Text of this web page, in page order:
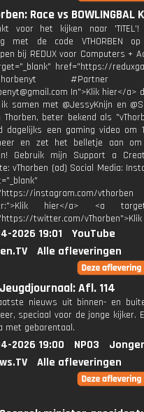
Race vs BOWLINGBAL
voor het kijken naar
met de code VTHORBEN
bij REDUX voor Computers +
href="https://
#Partner
In">Klik hier</a>
samen met @JessyKnijn en
Thorben, beter bekend als
dagelijks een gaming video om
en zet het belletje aan
Gebruik mijn Support a
vThorben (ad) Social Media:
instagram.com/vthorben
hier</a> <a
twitter.com/
2026 19:01
YouTube
Alle afleveringen
Jeugdjournaal: Afl. 114
nieuws uit binnen- en
speciaal voor de jonge kijker.
met gebarentaal.
2026 19:00 NPO3
Alle afleveringen